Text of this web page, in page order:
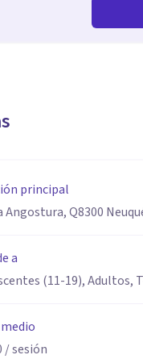
principal
Angostura, Q8300
a
(11-19), Adultos,
/ sesión